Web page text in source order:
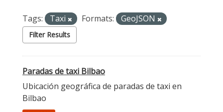
Tags: Taxi Formats: GeoJSON
Filter Results
Paradas de taxi Bilbao
Ubicación geográfica de paradas de taxi en
Bilbao